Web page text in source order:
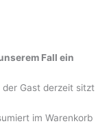
Fall ein
Gast derzeit sitzt
im Warenkorb